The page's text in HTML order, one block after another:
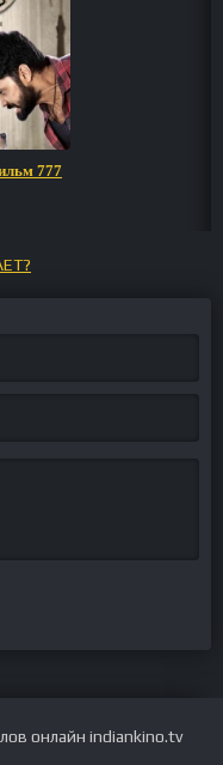
777
онлайн indiankino.tv